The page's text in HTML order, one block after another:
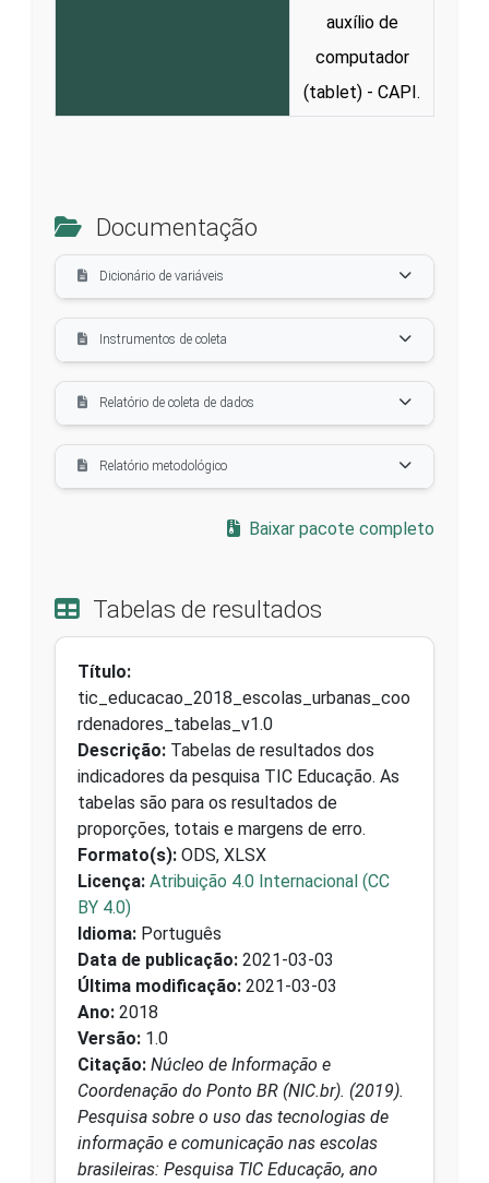
auxílio de
computador
(tablet) - CAPI.
Documentação
Dicionário de variáveis
Instrumentos de coleta
Relatório de coleta de dados
Relatório metodológico
Baixar pacote completo
Tabelas de resultados
Título:
tic_educacao_2018_escolas_urbanas_coo
rdenadores_tabelas_v1.0
Descrição: Tabelas de resultados dos
indicadores da pesquisa TIC Educação. As
tabelas são para os resultados de
proporções, totais e margens de erro.
Formato(s): ODS, XLSX
Licença: Atribuição 4.0 Internacional (CC
BY 4.0)
Idioma: Português
Data de publicação: 2021-03-03
Última modificação: 2021-03-03
Ano: 2018
Versão: 1.0
Citação: Núcleo de Informação e
Coordenação do Ponto BR (NIC.br). (2019).
Pesquisa sobre o uso das tecnologias de
informação e comunicação nas escolas
brasileiras: Pesquisa TIC Educação, ano